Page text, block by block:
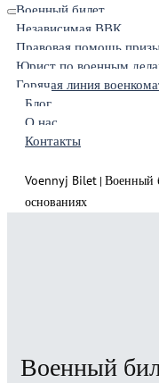
Военный билет
Независимая ВВК
Правовая помощь
Юрист по военным
Горячая линия
Блог
О нас
Контакты
Voennyj Bilet | Военный
основаниях
Военный